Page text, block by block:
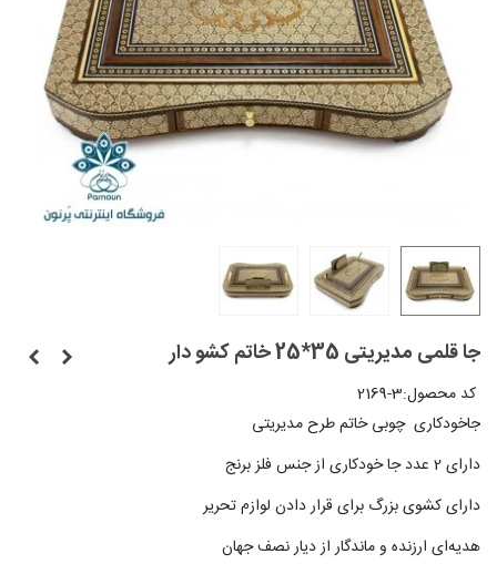
جا قلمی مدیریتی 35*25 خاتم کشو دار
کد محصول:2169-3
جاخودکاری چوبی خاتم طرح مدیریتی
دارای 2 عدد جا خودکاری از جنس فلز برنج
دارای کشوی بزرگ برای قرار دادن لوازم تحریر
هدیه‌ای ارزنده و ماندگار از دیار نصف جهان